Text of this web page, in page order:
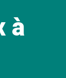
à